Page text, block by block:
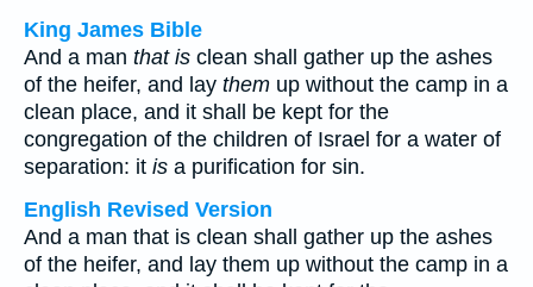
King James Bible
And a man that is clean shall gather up the ashes
of the heifer, and lay them up without the camp in a
clean place, and it shall be kept for the
congregation of the children of Israel for a water of
separation: it is a purification for sin.
English Revised Version
And a man that is clean shall gather up the ashes
of the heifer, and lay them up without the camp in a